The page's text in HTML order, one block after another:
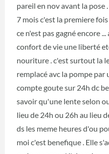
pareil en nov avant la pose
7 mois c'est la premiere
ce n'est pas gagné encore
confort de vie une liberté
nouriture . c'est surtout la
remplacé avc la pompe par
compte goute sur 24h dc
savoir qu'une lente selon
lieu de 24h ou 26h au lieu
ds les meme heures d'ou
moi c'est benefique . Elle